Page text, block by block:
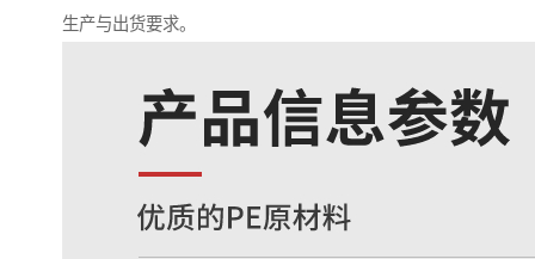
生产与出货要求。